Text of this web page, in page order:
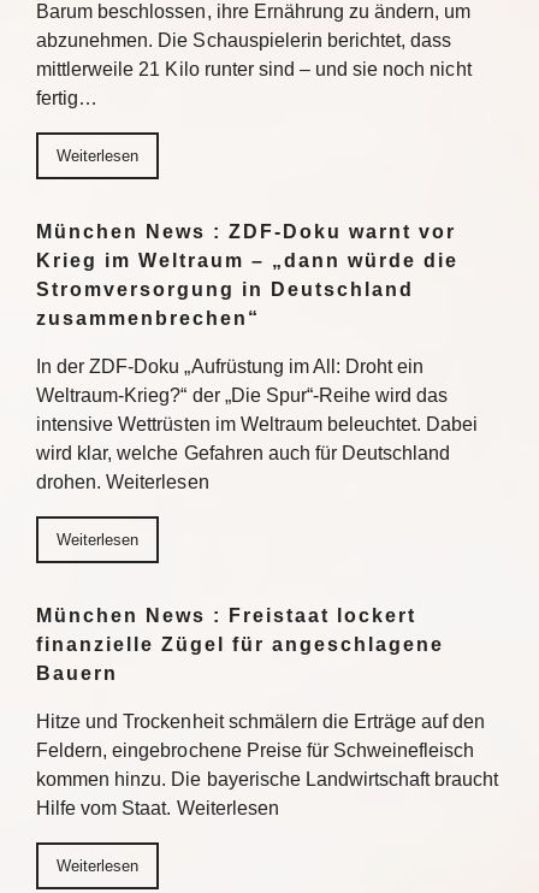
Barum beschlossen, ihre Ernährung zu ändern, um
abzunehmen. Die Schauspielerin berichtet, dass
mittlerweile 21 Kilo runter sind – und sie noch nicht
fertig…
Weiterlesen
München News : ZDF-Doku warnt vor
Krieg im Weltraum – „dann würde die
Stromversorgung in Deutschland
zusammenbrechen“
In der ZDF-Doku „Aufrüstung im All: Droht ein
Weltraum-Krieg?“ der „Die Spur“-Reihe wird das
intensive Wettrüsten im Weltraum beleuchtet. Dabei
wird klar, welche Gefahren auch für Deutschland
drohen. Weiterlesen
Weiterlesen
München News : Freistaat lockert
finanzielle Zügel für angeschlagene
Bauern
Hitze und Trockenheit schmälern die Erträge auf den
Feldern, eingebrochene Preise für Schweinefleisch
kommen hinzu. Die bayerische Landwirtschaft braucht
Hilfe vom Staat. Weiterlesen
Weiterlesen